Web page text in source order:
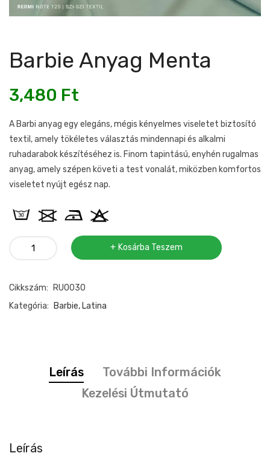
Barbie Anyag Menta
3,480 Ft
A Barbi anyag egy elegáns, mégis kényelmes viseletet biztosító
textil, amely tökéletes választás mindennapi és alkalmi
ruhadarabok készítéséhez is. Finom tapintású, enyhén rugalmas
anyag, amely szépen követi a test vonalát, miközben komfortos
viseletet nyújt egész nap.
Barbie
mennyiség
Kosárba Teszem
Cikkszám:
RU0030
Kategória:
Barbie, Latina
Leírás
További Információk
Kezelési Útmutató
Leírás